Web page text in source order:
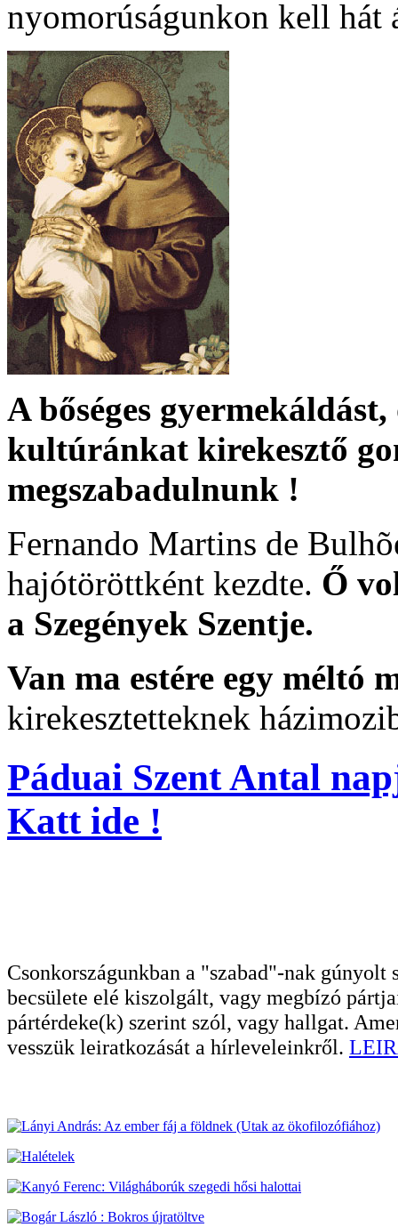
nyomorúságunkon kell hát
A bőséges
kultúránkat kirekesztő
megszabadulnunk !
Fernando Martins de
hajótöröttként kezdte. Ő
a Szegények Szentje.
Van ma estére egy méltó
kirekesztetteknek
Páduai Szent Antal
Katt ide !
Csonkországunkban a "szabad"-nak
becsülete elé kiszolgált, vagy megbízó
pártérdeke(k) szerint szól, vagy hallgat.
vesszük leiratkozását a hírleveleinkről.